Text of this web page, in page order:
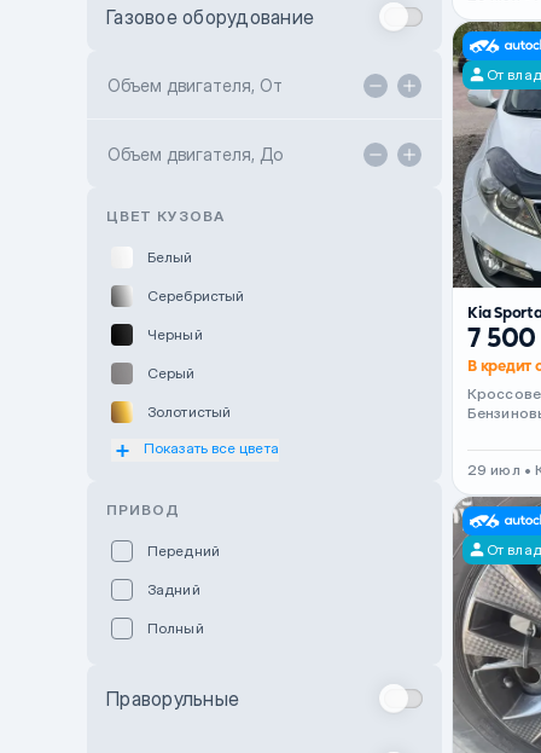
Toyota Kokshetau
Hyundai ShymCity
Газовое оборудование
Объем двигателя, От
Объем двигателя, До
ЦВЕТ КУЗОВА
Белый
Серебристый
Черный
Серый
Золотистый
Оранжевый
Показать все цвета
ПРИВОД
Передний
Задний
Полный
Праворульные
От
Kia
7
В кредит
29 июл •
От